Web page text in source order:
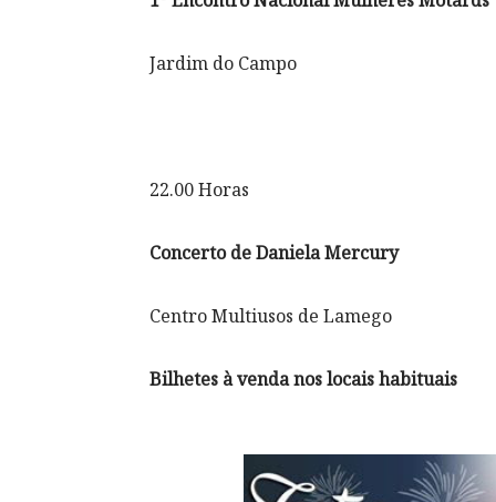
Jardim do Campo
22.00 Horas
Concerto de Daniela Mercury
Centro Multiusos de Lamego
Bilhetes à venda nos locais habituais